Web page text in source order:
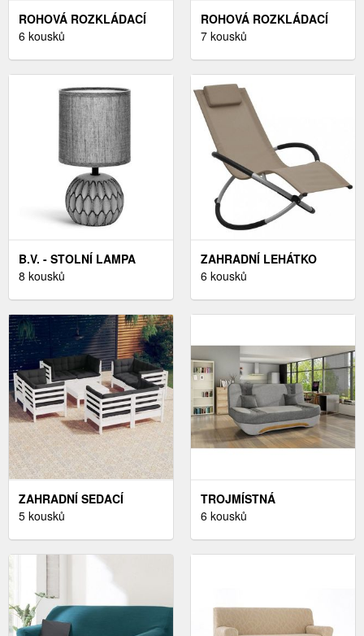
ROHOVÁ ROZKLÁDACÍ
SEDAČKA SINGER L,
6 kousků
ROHOVÁ ROZKLÁDACÍ
SEDAČKA SINGER U,
7 kousků
B.V. - STOLNÍ LAMPA
1XE14/40W/230V ŠEDÁ
8 kousků
ZAHRADNÍ LEHÁTKO
OCEL / TEXTILEN
6 kousků
ZAHRADNÍ SEDACÍ
SOUPRAVA 9 KS IRENA
5 kousků
TROJMÍSTNÁ
ROZKLÁDACÍ POHOVKA
6 kousků